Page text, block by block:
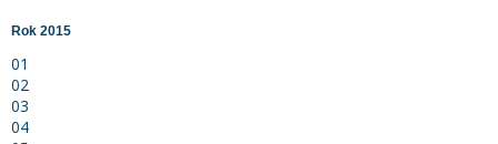
Rok 2015
01
02
03
04